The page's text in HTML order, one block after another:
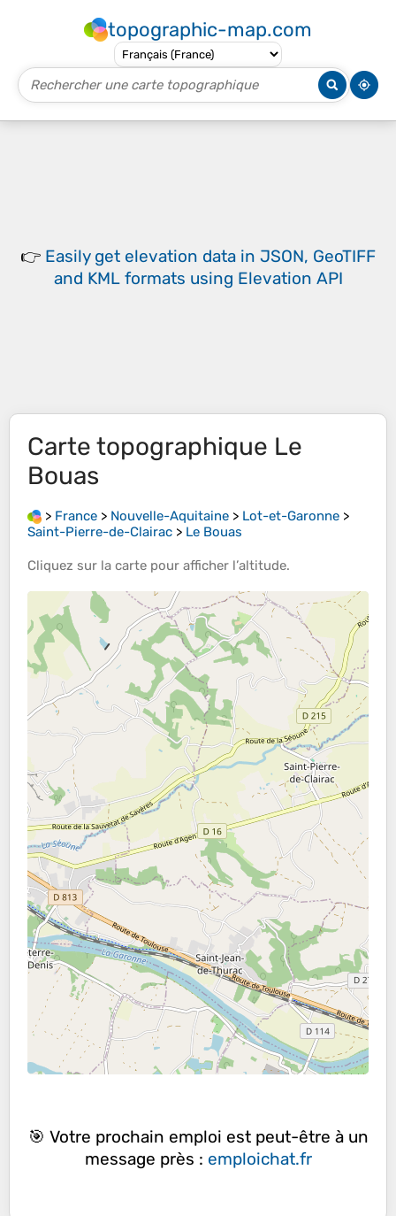
topographic-map.com
👉 Easily get elevation data in JSON, GeoTIFF
and KML formats using Elevation API
Carte topographique Le
Bouas
> France > Nouvelle-Aquitaine > Lot-et-Garonne >
Saint-Pierre-de-Clairac > Le Bouas
Cliquez sur la carte pour afficher l’altitude.
🎯 Votre prochain emploi est peut-être à un
message près : emploichat.fr